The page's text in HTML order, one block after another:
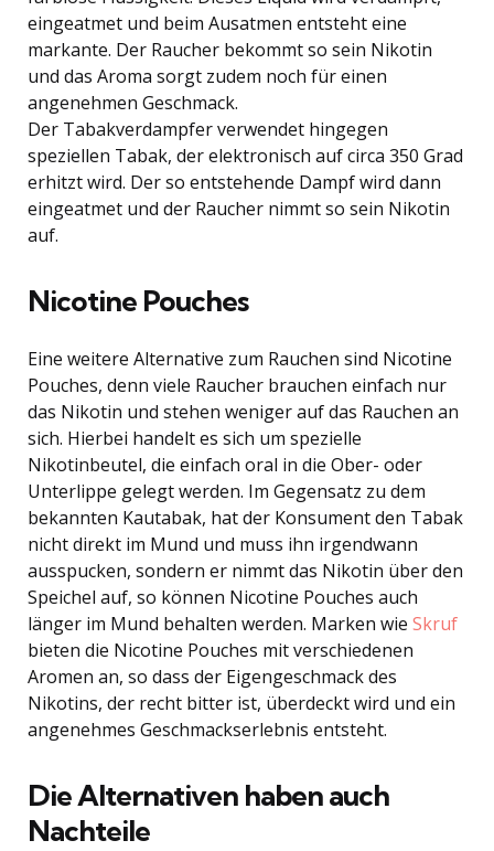
eingeatmet und beim Ausatmen entsteht eine
markante. Der Raucher bekommt so sein Nikotin
und das Aroma sorgt zudem noch für einen
angenehmen Geschmack.
Der Tabakverdampfer verwendet hingegen
speziellen Tabak, der elektronisch auf circa 350 Grad
erhitzt wird. Der so entstehende Dampf wird dann
eingeatmet und der Raucher nimmt so sein Nikotin
auf.
Nicotine Pouches
Eine weitere Alternative zum Rauchen sind Nicotine
Pouches, denn viele Raucher brauchen einfach nur
das Nikotin und stehen weniger auf das Rauchen an
sich. Hierbei handelt es sich um spezielle
Nikotinbeutel, die einfach oral in die Ober- oder
Unterlippe gelegt werden. Im Gegensatz zu dem
bekannten Kautabak, hat der Konsument den Tabak
nicht direkt im Mund und muss ihn irgendwann
ausspucken, sondern er nimmt das Nikotin über den
Speichel auf, so können Nicotine Pouches auch
länger im Mund behalten werden. Marken wie Skruf
bieten die Nicotine Pouches mit verschiedenen
Aromen an, so dass der Eigengeschmack des
Nikotins, der recht bitter ist, überdeckt wird und ein
angenehmes Geschmackserlebnis entsteht.
Die Alternativen haben auch
Nachteile